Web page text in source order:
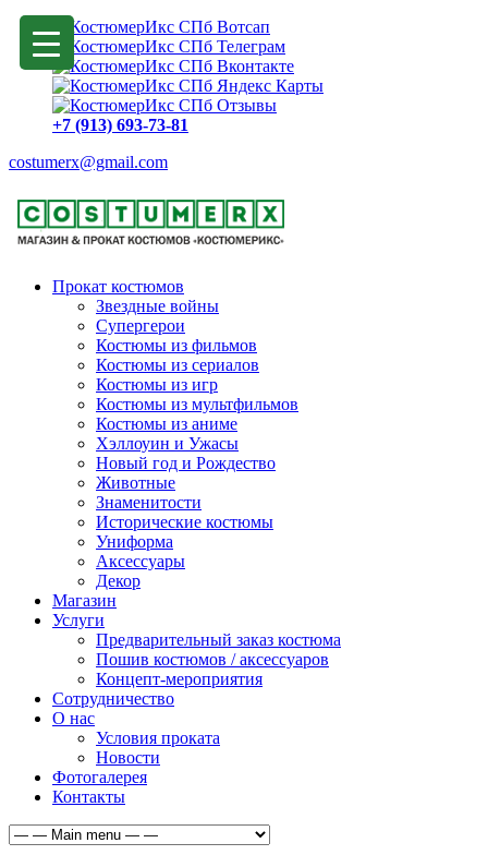
+7 (913) 693-73-81
costumerx@gmail.com
Прокат костюмов
Звездные войны
Супергерои
Костюмы из фильмов
Костюмы из сериалов
Костюмы из игр
Костюмы из мультфильмов
Костюмы из аниме
Хэллоуин и Ужасы
Новый год и Рождество
Животные
Знаменитости
Исторические костюмы
Униформа
Аксессуары
Декор
Магазин
Услуги
Предварительный заказ костюма
Пошив костюмов / аксессуаров
Концепт-мероприятия
Сотрудничество
О нас
Условия проката
Новости
Фотогалерея
Контакты